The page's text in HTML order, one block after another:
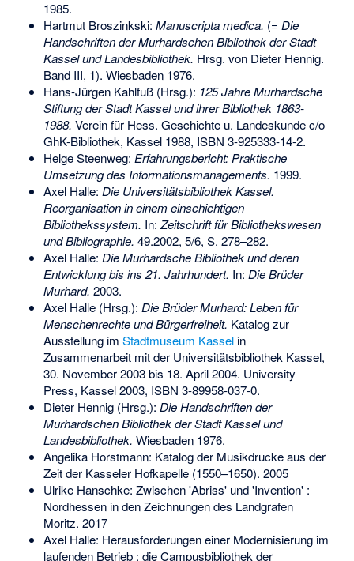
1985.
Hartmut Broszinkski: Manuscripta medica. (= Die
Handschriften der Murhardschen Bibliothek der Stadt
Kassel und Landesbibliothek. Hrsg. von Dieter Hennig.
Band III, 1). Wiesbaden 1976.
Hans-Jürgen Kahlfuß (Hrsg.): 125 Jahre Murhardsche
Stiftung der Stadt Kassel und ihrer Bibliothek 1863-
1988. Verein für Hess. Geschichte u. Landeskunde c/o
GhK-Bibliothek, Kassel 1988, ISBN 3-925333-14-2.
Helge Steenweg: Erfahrungsbericht: Praktische
Umsetzung des Informationsmanagements. 1999.
Axel Halle: Die Universitätsbibliothek Kassel.
Reorganisation in einem einschichtigen
Bibliothekssystem. In: Zeitschrift für Bibliothekswesen
und Bibliographie. 49.2002, 5/6, S. 278–282.
Axel Halle: Die Murhardsche Bibliothek und deren
Entwicklung bis ins 21. Jahrhundert. In: Die Brüder
Murhard. 2003.
Axel Halle (Hrsg.): Die Brüder Murhard: Leben für
Menschenrechte und Bürgerfreiheit. Katalog zur
Ausstellung im Stadtmuseum Kasselin
Zusammenarbeit mit der Universitätsbibliothek Kassel,
30. November 2003 bis 18. April 2004. University
Press, Kassel 2003, ISBN 3-89958-037-0.
Dieter Hennig (Hrsg.): Die Handschriften der
Murhardschen Bibliothek der Stadt Kassel und
Landesbibliothek. Wiesbaden 1976.
Angelika Horstmann: Katalog der Musikdrucke aus der
Zeit der Kasseler Hofkapelle (1550–1650). 2005
Ulrike Hanschke: Zwischen 'Abriss' und 'Invention' :
Nordhessen in den Zeichnungen des Landgrafen
Moritz. 2017
Axel Halle: Herausforderungen einer Modernisierung im
laufenden Betrieb : die Campusbibliothek der